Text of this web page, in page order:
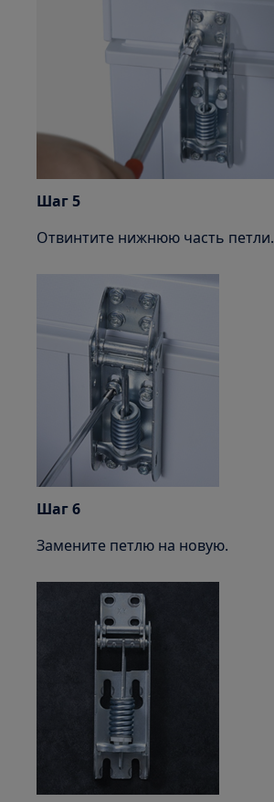
Шаг 5
Отвинтите нижнюю часть петли.
Шаг 6
Замените петлю на новую.